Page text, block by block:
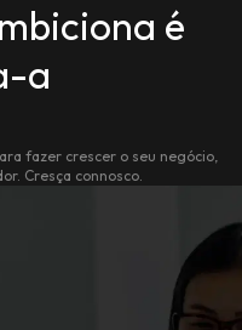
é
a
fazer crescer o seu negócio,
Cresça connosco.